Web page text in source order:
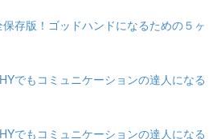
存版！ゴッドハンドになるための５ヶ
でもコミュニケーションの達人になる
でもコミュニケーションの達人になる